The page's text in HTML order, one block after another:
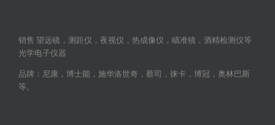
销售 望远镜，测距仪，夜视仪，热成像仪，瞄准镜，酒精检测仪等
光学电子仪器
品牌：尼康，博士能，施华洛世奇，蔡司，徕卡，博冠，奥林巴斯
等。